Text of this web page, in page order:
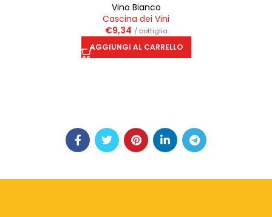
Vino Bianco
Cascina dei Vini
€9,34 / bottiglia
AGGIUNGI AL CARRELLO